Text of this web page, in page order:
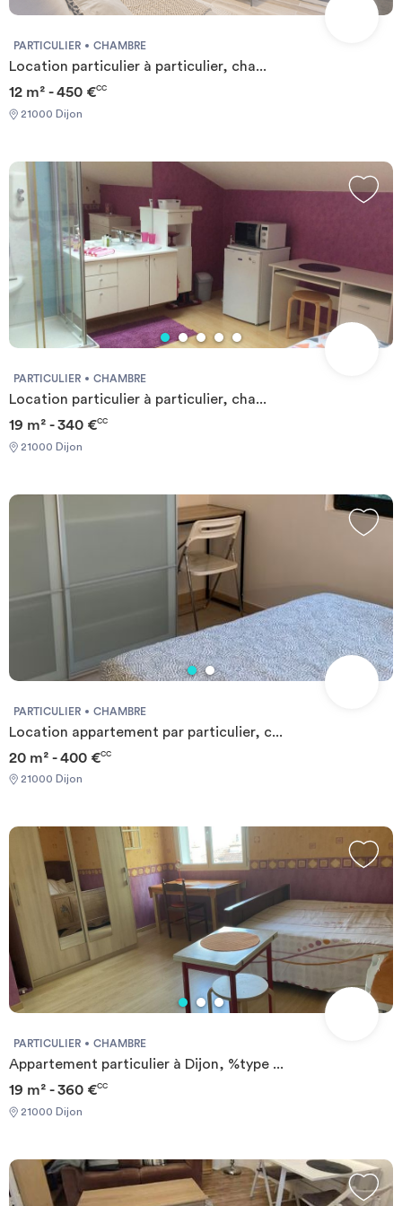
PARTICULIER CHAMBRE
Location particulier à particulier, cha...
12 m² - 450 €CC
21000 Dijon
PARTICULIER CHAMBRE
Location particulier à particulier, cha...
19 m² - 340 €CC
21000 Dijon
PARTICULIER CHAMBRE
Location appartement par particulier, c...
20 m² - 400 €CC
21000 Dijon
PARTICULIER CHAMBRE
Appartement particulier à Dijon, %type ...
19 m² - 360 €CC
21000 Dijon